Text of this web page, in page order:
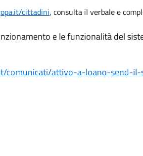
cittadini, consulta il verbale e
e le funzionalità del
comunicati/attivo-a-loano-send-